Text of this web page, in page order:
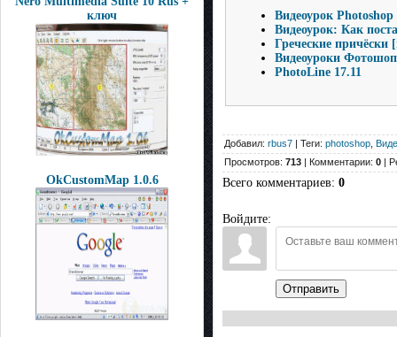
ключ
OkCustomMap 1.0.6
Видеоурок
Видеоурок: Как
Греческие причёски
Видеоуроки
PhotoLine 17.11
Добавил: rbus7 | Теги: photoshop
Просмотров: 713 | Комментарии: 0 |
Всего комментариев: 0
Войдите:
Отправить